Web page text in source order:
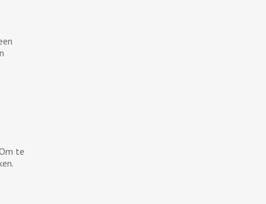
te